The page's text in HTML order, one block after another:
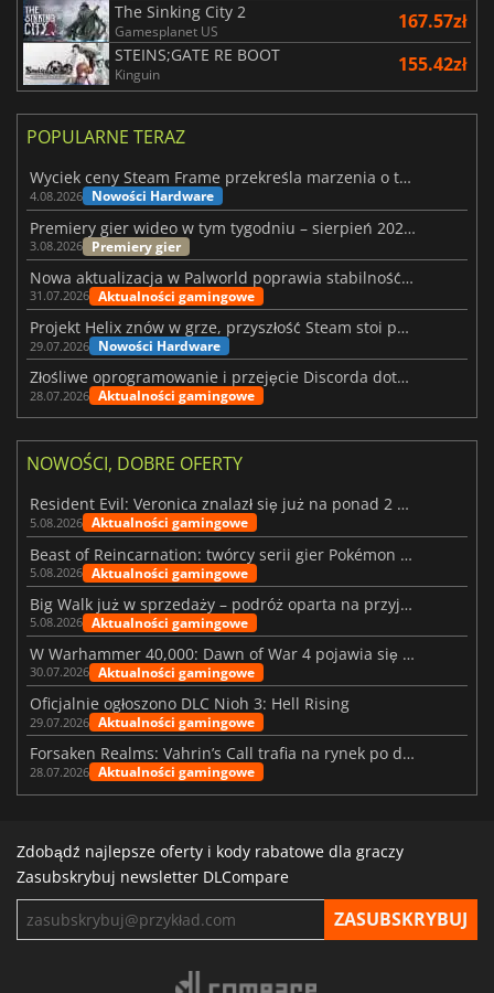
The Sinking City 2
Gamesplanet US 167.57zł
STEINS;GATE RE BOOT
Kinguin 155.42zł
POPULARNE TERAZ
Wyciek ceny Steam Frame przekreśla marzenia o tanim zestawie VR
4.08.2026 Nowości Hardware
Premiery gier wideo w tym tygodniu – sierpień 2026 r. (32. tydzień)
3.08.2026 Premiery gier
Nowa aktualizacja w Palworld poprawia stabilność Sunreach i walk z bossami
31.07.2026 Aktualności gamingowe
Projekt Helix znów w grze, przyszłość Steam stoi pod znakiem zapytania
29.07.2026 Nowości Hardware
Złośliwe oprogramowanie i przejęcie Discorda dotknęły Meccha Chameleon
28.07.2026 Aktualności gamingowe
NOWOŚCI, DOBRE OFERTY
Resident Evil: Veronica znalazł się już na ponad 2 milionach list życzeń
5.08.2026 Aktualności gamingowe
Beast of Reincarnation: twórcy serii gier Pokémon wkraczają na nową ścieżkę
5.08.2026 Aktualności gamingowe
Big Walk już w sprzedaży – podróż oparta na przyjaźni
5.08.2026 Aktualności gamingowe
W Warhammer 40,000: Dawn of War 4 pojawia się frakcja Nekronów
30.07.2026 Aktualności gamingowe
Oficjalnie ogłoszono DLC Nioh 3: Hell Rising
29.07.2026 Aktualności gamingowe
Forsaken Realms: Vahrin’s Call trafia na rynek po dziesięciu latach prac
28.07.2026 Aktualności gamingowe
Zdobądź najlepsze oferty i kody rabatowe dla graczy
Zasubskrybuj newsletter DLCompare